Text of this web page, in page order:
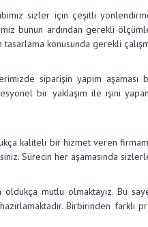
sizler için çeşitli
bunun ardından gerekli
konusunda gerekli
siparişin yapım
bir yaklaşım ile işini
kaliteli bir hizmet veren
Sürecin her aşamasında
mutlu olmaktayız. Bu
Birbirinden